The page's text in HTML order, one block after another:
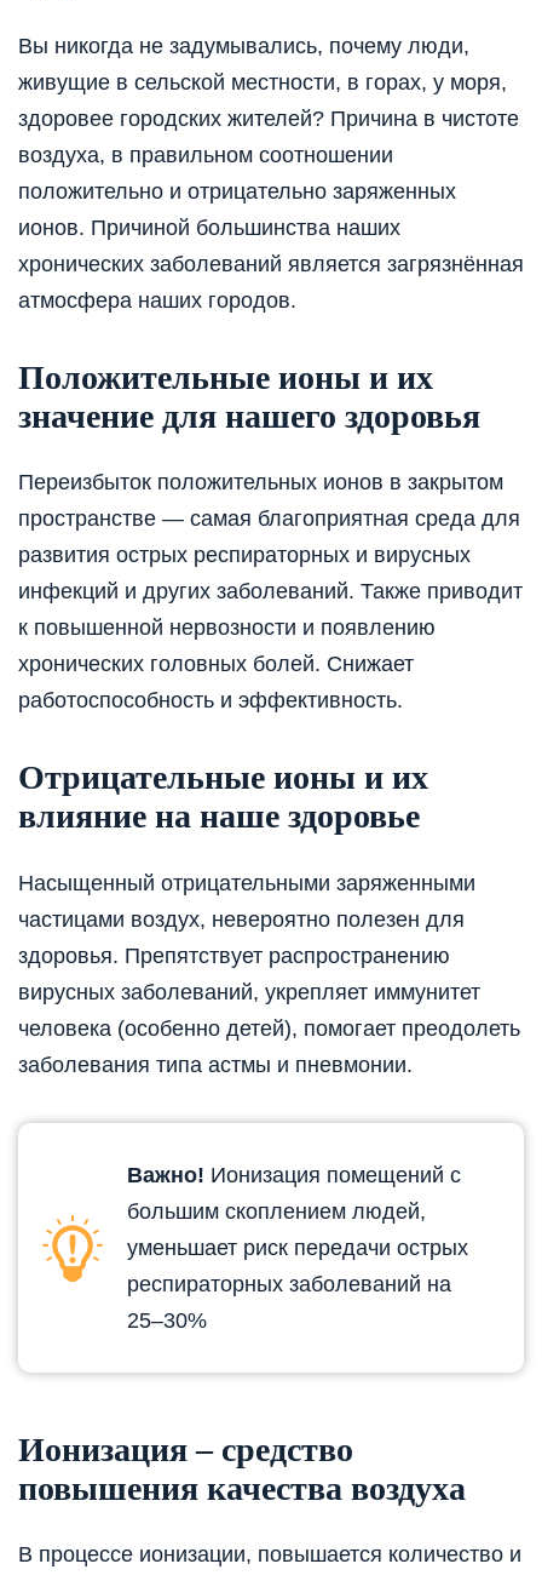
Вы никогда не задумывались, почему люди,
живущие в сельской местности, в горах, у моря,
здоровее городских жителей? Причина в чистоте
воздуха, в правильном соотношении
положительно и отрицательно заряженных
ионов. Причиной большинства наших
хронических заболеваний является загрязнённая
атмосфера наших городов.
Положительные ионы и их
значение для нашего здоровья
Переизбыток положительных ионов в закрытом
пространстве — самая благоприятная среда для
развития острых респираторных и вирусных
инфекций и других заболеваний. Также приводит
к повышенной нервозности и появлению
хронических головных болей. Снижает
работоспособность и эффективность.
Отрицательные ионы и их
влияние на наше здоровье
Насыщенный отрицательными заряженными
частицами воздух, невероятно полезен для
здоровья. Препятствует распространению
вирусных заболеваний, укрепляет иммунитет
человека (особенно детей), помогает преодолеть
заболевания типа астмы и пневмонии.
Важно! Ионизация помещений с
большим скоплением людей,
уменьшает риск передачи острых
респираторных заболеваний на
25–30%
Ионизация – средство
повышения качества воздуха
В процессе ионизации, повышается количество и